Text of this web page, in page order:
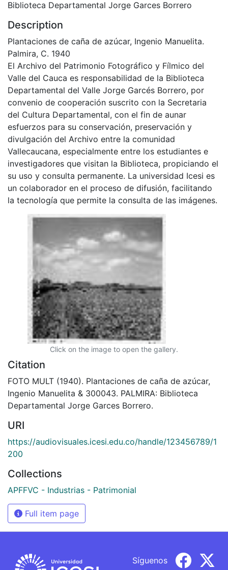
Biblioteca Departamental Jorge Garces Borrero
Description
Plantaciones de caña de azúcar, Ingenio Manuelita.
Palmira, C. 1940
El Archivo del Patrimonio Fotográfico y Fílmico del
Valle del Cauca es responsabilidad de la Biblioteca
Departamental del Valle Jorge Garcés Borrero, por
convenio de cooperación suscrito con la Secretaria
del Cultura Departamental, con el fin de aunar
esfuerzos para su conservación, preservación y
divulgación del Archivo entre la comunidad
Vallecaucana, especialmente entre los estudiantes e
investigadores que visitan la Biblioteca, propiciando el
su uso y consulta permanente. La universidad Icesi es
un colaborador en el proceso de difusión, facilitando
la tecnología que permite la consulta de las imágenes.
Click on the image to open the gallery.
Citation
FOTO MULT (1940). Plantaciones de caña de azúcar,
Ingenio Manuelita & 300043. PALMIRA: Biblioteca
Departamental Jorge Garces Borrero.
URI
https://audiovisuales.icesi.edu.co/handle/123456789/1
200
Collections
APFFVC - Industrias - Patrimonial
Full item page
Síguenos